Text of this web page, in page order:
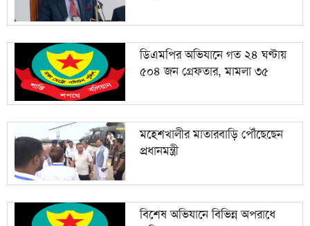
ডিএমপির অভিযানে গত ২৪ ঘণ্টায়
৫০৪ জন গ্রেফতার, মামলা ৩৫
মহেশখালীর মাতারবাড়ি পৌঁছেছেন
প্রধানমন্ত্রী
বিশেষ অভিযানে বিভিন্ন অপরাধে